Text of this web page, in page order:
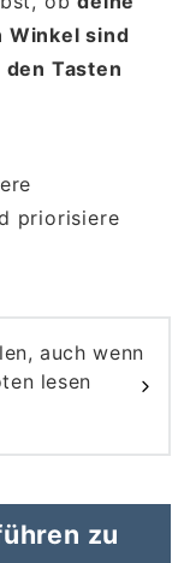
Winkel sind
Tasten
priorisiere
auch wenn
lesen
zu